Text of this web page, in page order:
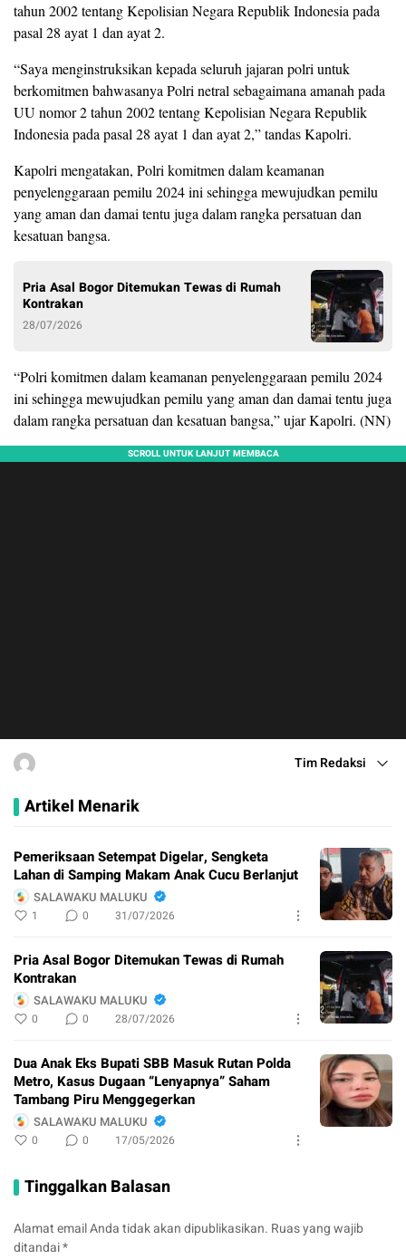
tahun 2002 tentang Kepolisian Negara Republik Indonesia pada
pasal 28 ayat 1 dan ayat 2.
“Saya menginstruksikan kepada seluruh jajaran polri untuk
berkomitmen bahwasanya Polri netral sebagaimana amanah pada
UU nomor 2 tahun 2002 tentang Kepolisian Negara Republik
Indonesia pada pasal 28 ayat 1 dan ayat 2,” tandas Kapolri.
Kapolri mengatakan, Polri komitmen dalam keamanan
penyelenggaraan pemilu 2024 ini sehingga mewujudkan pemilu
yang aman dan damai tentu juga dalam rangka persatuan dan
kesatuan bangsa.
Pria Asal Bogor Ditemukan Tewas di Rumah
Kontrakan
28/07/2026
“Polri komitmen dalam keamanan penyelenggaraan pemilu 2024
ini sehingga mewujudkan pemilu yang aman dan damai tentu juga
dalam rangka persatuan dan kesatuan bangsa,” ujar Kapolri. (NN)
Tim Redaksi
Artikel Menarik
Pemeriksaan Setempat Digelar, Sengketa
Lahan di Samping Makam Anak Cucu Berlanjut
SALAWAKU MALUKU
1 0 31/07/2026
Pria Asal Bogor Ditemukan Tewas di Rumah
Kontrakan
SALAWAKU MALUKU
0 0 28/07/2026
Dua Anak Eks Bupati SBB Masuk Rutan Polda
Metro, Kasus Dugaan “Lenyapnya” Saham
Tambang Piru Menggegerkan
SALAWAKU MALUKU
0 0 17/05/2026
Tinggalkan Balasan
Alamat email Anda tidak akan dipublikasikan. Ruas yang wajib
ditandai*